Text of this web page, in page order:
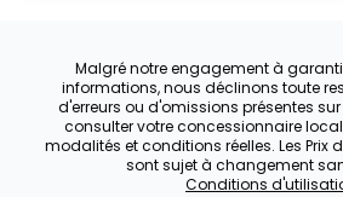
Malgré notre engagement à
informations, nous déclinons toute
d'erreurs ou d'omissions présentes
consulter votre concessionnaire
modalités et conditions réelles. Les Prix
sont sujet à changement
Conditions